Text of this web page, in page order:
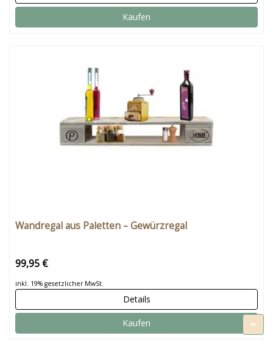
Kaufen
Wandregal aus Paletten – Gewürzregal
99,95 €
inkl. 19% gesetzlicher MwSt.
Details
Kaufen